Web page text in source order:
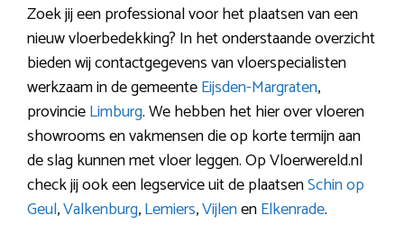
Zoek jij een professional voor het plaatsen van een
nieuw vloerbedekking? In het onderstaande overzicht
bieden wij contactgegevens van vloerspecialisten
werkzaam in de gemeenteEijsden-Margraten,
provincieLimburg. We hebben het hier over vloeren
showrooms en vakmensen die op korte termijn aan
de slag kunnen met vloer leggen. Op Vloerwereld.nl
check jij ook een legservice uit de plaatsenSchin op
Geul,Valkenburg,Lemiers,VijlenenElkenrade.